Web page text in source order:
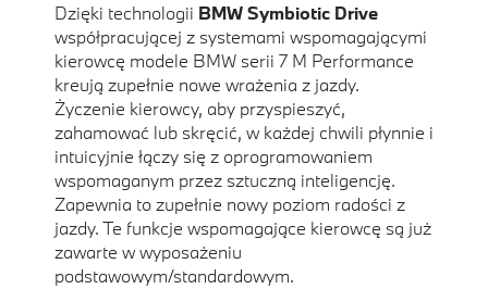
Dzięki technologii BMW Symbiotic Drive
współpracującej z systemami wspomagającymi
kierowcę modele BMW serii 7 M Performance
kreują zupełnie nowe wrażenia z jazdy.
Życzenie kierowcy, aby przyspieszyć,
zahamować lub skręcić, w każdej chwili płynnie i
intuicyjnie łączy się z oprogramowaniem
wspomaganym przez sztuczną inteligencję.
Zapewnia to zupełnie nowy poziom radości z
jazdy. Te funkcje wspomagające kierowcę są już
zawarte w wyposażeniu
podstawowym/standardowym.